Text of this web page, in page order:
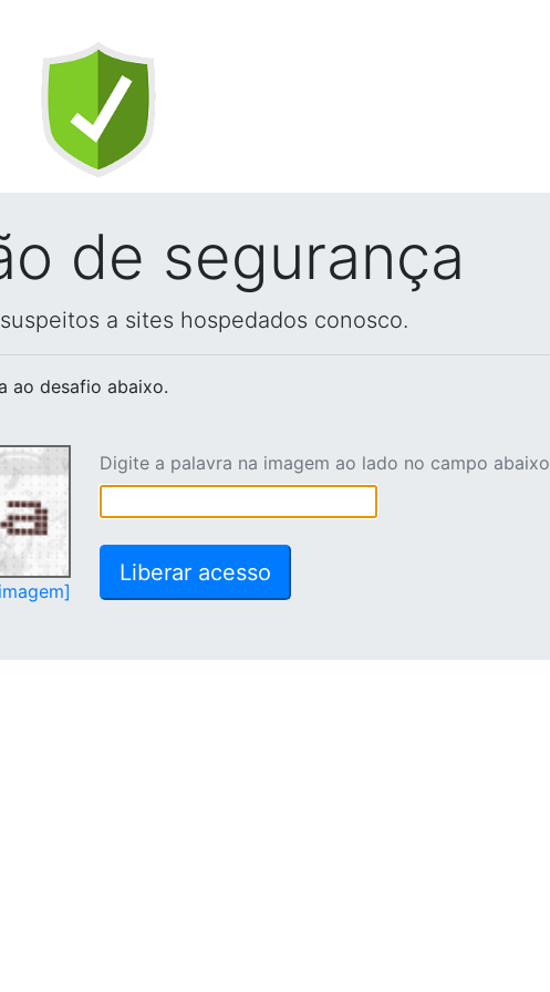
de segurança
a sites hospedados conosco.
ao desafio abaixo.
Digite a palavra na imagem ao lado no campo abaixo